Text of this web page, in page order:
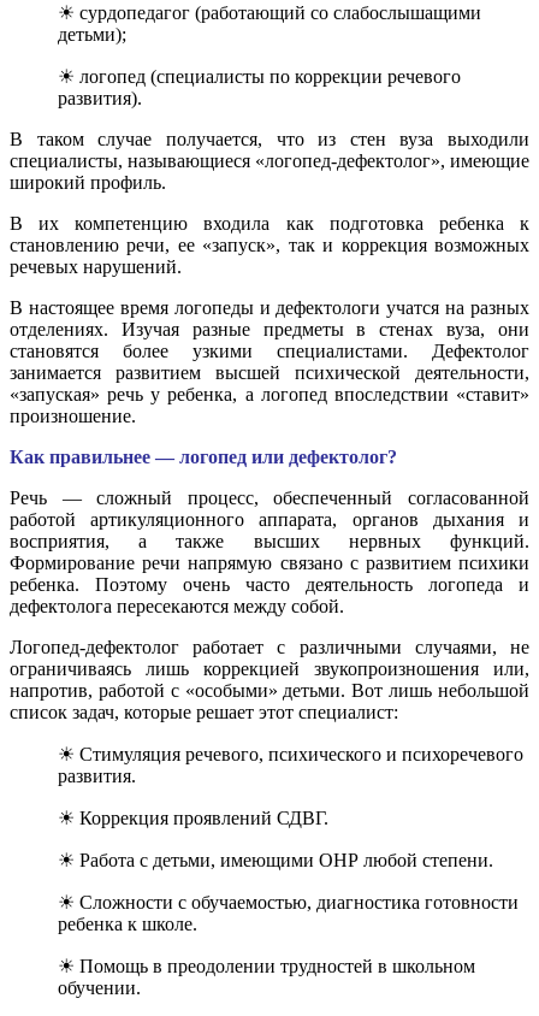
☀ сурдопедагог (работающий со слабослышащими
детьми);
☀ логопед (специалисты по коррекции речевого
развития).
В таком случае получается, что из стен вуза выходили
специалисты, называющиеся «логопед-дефектолог», имеющие
широкий профиль.
В их компетенцию входила как подготовка ребенка к
становлению речи, ее «запуск», так и коррекция возможных
речевых нарушений.
В настоящее время логопеды и дефектологи учатся на разных
отделениях. Изучая разные предметы в стенах вуза, они
становятся более узкими специалистами. Дефектолог
занимается развитием высшей психической деятельности,
«запуская» речь у ребенка, а логопед впоследствии «ставит»
произношение.
Как правильнее — логопед или дефектолог?
Речь — сложный процесс, обеспеченный согласованной
работой артикуляционного аппарата, органов дыхания и
восприятия, а также высших нервных функций.
Формирование речи напрямую связано с развитием психики
ребенка. Поэтому очень часто деятельность логопеда и
дефектолога пересекаются между собой.
Логопед-дефектолог работает с различными случаями, не
ограничиваясь лишь коррекцией звукопроизношения или,
напротив, работой с «особыми» детьми. Вот лишь небольшой
список задач, которые решает этот специалист:
☀ Стимуляция речевого, психического и психоречевого
развития.
☀ Коррекция проявлений СДВГ.
☀ Работа с детьми, имеющими ОНР любой степени.
☀ Сложности с обучаемостью, диагностика готовности
ребенка к школе.
☀ Помощь в преодолении трудностей в школьном
обучении.